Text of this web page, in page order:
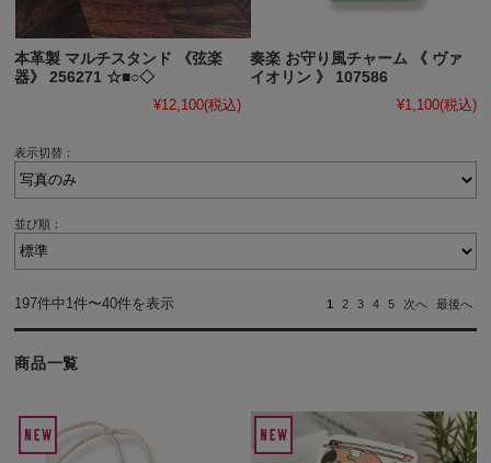
本革製 マルチスタンド 《弦楽
器》 256271 ☆■○◇
¥12,100(税込)
奏楽 お守り風チャーム 《 ヴァ
イオリン 》 107586
¥1,100(税込)
表示切替：
並び順：
197件中1件〜40件を表示 1 2 3 4 5 次へ 最後へ
商品一覧